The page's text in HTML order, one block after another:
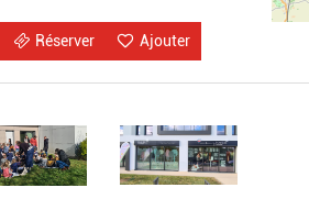
Ajouter
Réserver